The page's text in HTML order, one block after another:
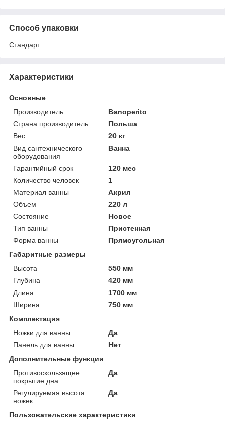
Способ упаковки
Стандарт
Характеристики
Основные
Производитель
Banoperito
Страна производитель
Польша
Вес
20 кг
Вид сантехнического
оборудования
Ванна
Гарантийный срок
120 мес
Количество человек
1
Материал ванны
Акрил
Объем
220 л
Состояние
Новое
Тип ванны
Пристенная
Форма ванны
Прямоугольная
Габаритные размеры
Высота
550 мм
Глубина
420 мм
Длина
1700 мм
Ширина
750 мм
Комплектация
Ножки для ванны
Да
Панель для ванны
Нет
Дополнительные функции
Противоскользящее
покрытие дна
Да
Регулируемая высота
ножек
Да
Пользовательские характеристики